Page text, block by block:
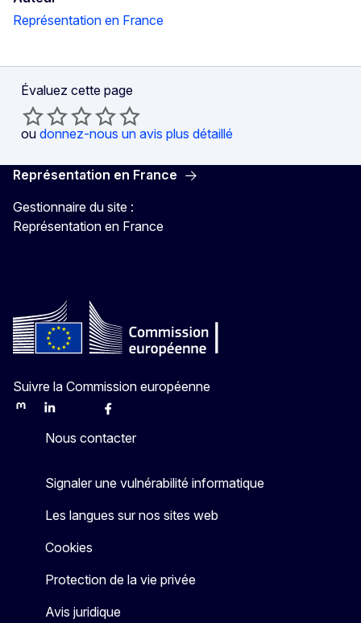
Représentation en France
Évaluez cette page
ou donnez-nous un avis plus détaillé
Représentation en France
Gestionnaire du site :
Représentation en France
Suivre la Commission européenne
MastodonLinkedInBlueskyFacebook
Nous contacter
Signaler une vulnérabilité informatique
Les langues sur nos sites web
Cookies
Protection de la vie privée
Avis juridique